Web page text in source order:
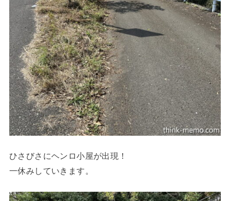
ひさびさにヘンロ小屋が出現！
一休みしていきます。